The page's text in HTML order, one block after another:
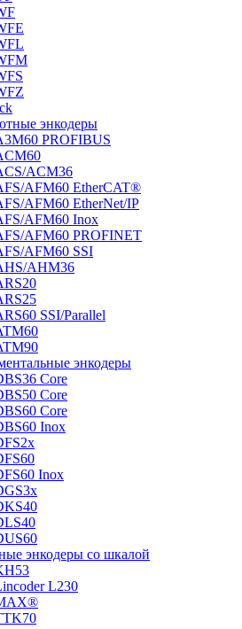
энкодеры
PROFIBUS
ACM36
AFM60 EtherCAT®
AFM60 EtherNet/IP
AFM60 Inox
AFM60 PROFINET
AFM60 SSI
AHM36
SSI/Parallel
энкодеры
Core
Core
Core
Inox
Inox
энкодеры со шкалой
L230